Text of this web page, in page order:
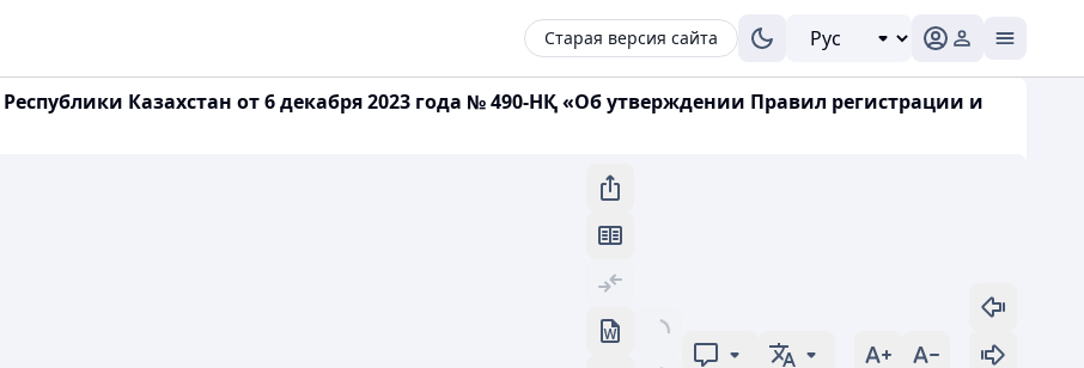
Старая версия сайта
Казахстан от 6 декабря 2023 года № 490-НҚ «Об утверждении Правил регистрации и